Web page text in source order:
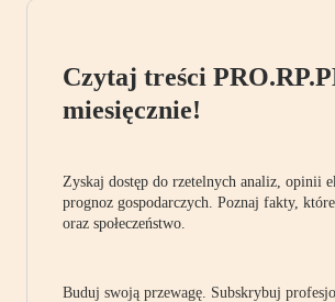
Czytaj treści
miesięcznie!
Zyskaj dostęp do rzetelnych analiz, opinii
prognoz gospodarczych. Poznaj fakty,
oraz społeczeństwo.
Buduj swoją przewagę. Subskrybuj